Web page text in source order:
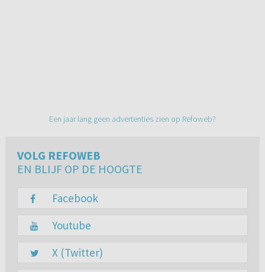
Een jaar lang geen advertenties zien op Refoweb?
VOLG REFOWEB
EN BLIJF OP DE HOOGTE
Facebook
Youtube
X (Twitter)